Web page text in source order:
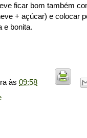
ficar bom também
+ açúcar) e colocar
e bonita.
às 09:58